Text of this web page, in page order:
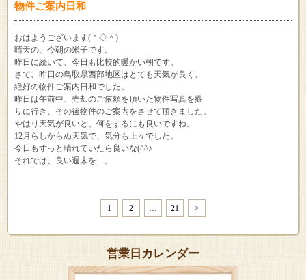
物件ご案内日和
おはようございます(＾◇＾)
晴天の、今朝の米子です。
昨日に続いて、今日も比較的暖かい朝です。
さて、昨日の鳥取県西部地区はとても天気が良く、
絶好の物件ご案内日和でした。
昨日は午前中、売却のご依頼を頂いた物件写真を撮
りに行き、その後物件のご案内をさせて頂きました。
やはり天気が良いと、何をするにも良いですね。
12月らしからぬ天気で、気分も上々でした。
今日もずっと晴れていたら良いな(^^♪
それでは、良い週末を…。
1 2 … 21 >
営業日カレンダー